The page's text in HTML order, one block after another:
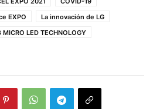
EXPO
La innovación de LG
MICRO LED TECHNOLOGY